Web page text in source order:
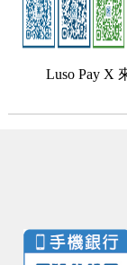
Luso Pay X